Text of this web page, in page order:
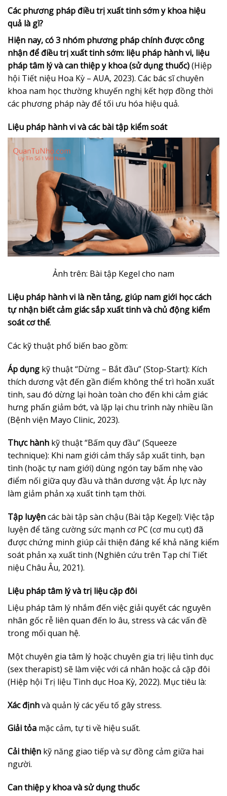
Các phương pháp điều trị xuất tinh sớm y khoa hiệu
quả là gì?
Hiện nay, có 3 nhóm phương pháp chính được công
nhận để điều trị xuất tinh sớm: liệu pháp hành vi, liệu
pháp tâm lý và can thiệp y khoa (sử dụng thuốc)(Hiệp
hội Tiết niệu Hoa Kỳ – AUA, 2023). Các bác sĩ chuyên
khoa nam học thường khuyến nghị kết hợp đồng thời
các phương pháp này để tối ưu hóa hiệu quả.
Liệu pháp hành vi và các bài tập kiểm soát
Ảnh trên: Bài tập Kegel cho nam
Liệu pháp hành vi là nền tảng, giúp nam giới học cách
tự nhận biết cảm giác sắp xuất tinh và chủ động kiểm
soát cơ thể.
Các kỹ thuật phổ biến bao gồm:
Áp dụng kỹ thuật “Dừng – Bắt đầu” (Stop-Start): Kích
thích dương vật đến gần điểm không thể trì hoãn xuất
tinh, sau đó dừng lại hoàn toàn cho đến khi cảm giác
hưng phấn giảm bớt, và lặp lại chu trình này nhiều lần
(Bệnh viện Mayo Clinic, 2023).
Thực hành kỹ thuật “Bấm quy đầu” (Squeeze
technique): Khi nam giới cảm thấy sắp xuất tinh, bạn
tình (hoặc tự nam giới) dùng ngón tay bấm nhẹ vào
điểm nối giữa quy đầu và thân dương vật. Áp lực này
làm giảm phản xạ xuất tinh tạm thời.
Tập luyệncác bài tập sàn chậu (Bài tập Kegel): Việc tập
luyện để tăng cường sức mạnh cơ PC (cơ mu cụt) đã
được chứng minh giúp cải thiện đáng kể khả năng kiểm
soát phản xạ xuất tinh (Nghiên cứu trên Tạp chí Tiết
niệu Châu Âu, 2021).
Liệu pháp tâm lý và trị liệu cặp đôi
Liệu pháp tâm lý nhắm đến việc giải quyết các nguyên
nhân gốc rễ liên quan đến lo âu, stress và các vấn đề
trong mối quan hệ.
Một chuyên gia tâm lý hoặc chuyên gia trị liệu tình dục
(sex therapist) sẽ làm việc với cá nhân hoặc cả cặp đôi
(Hiệp hội Trị liệu Tình dục Hoa Kỳ, 2022). Mục tiêu là:
Xác địnhvà quản lý các yếu tố gây stress.
Giải tỏa mặc cảm, tự ti về hiệu suất.
Cải thiện kỹ năng giao tiếp và sự đồng cảm giữa hai
người.
Can thiệp y khoa và sử dụng thuốc